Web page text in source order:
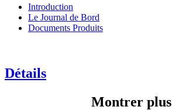
Introduction
Le Journal de Bord
Documents Produits
Détails
Montrer plus